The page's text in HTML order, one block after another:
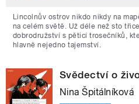
Lincolnův ostrov nikdo nikdy na
na celém světě. Už déle než sto
dobrodružství s pěticí trosečníků,
hlavně nejedno tajemství.
Svědectví o
Nina Špitálníková